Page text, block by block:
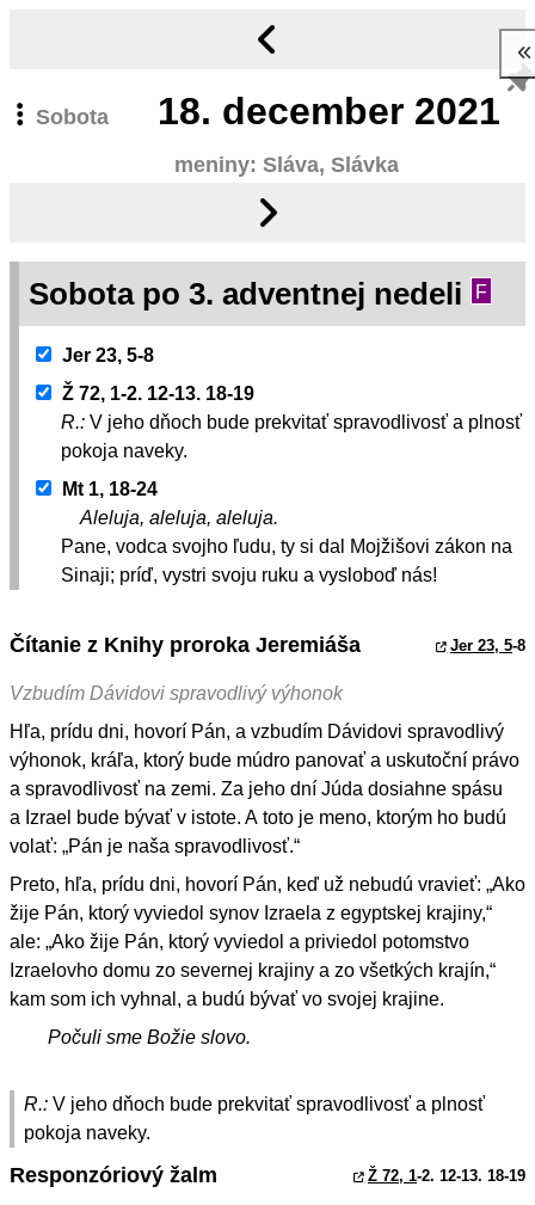
Sobota 18. december 2021
meniny: Sláva, Slávka
Sobota po 3. adventnej nedeli F
Jer 23, 5-8
Ž 72, 1-2. 12-13. 18-19
R.: V jeho dňoch bude prekvitať spravodlivosť a plnosť
pokoja naveky.
Mt 1, 18-24
Aleluja, aleluja, aleluja.
Pane, vodca svojho ľudu, ty si dal Mojžišovi zákon na
Sinaji; príď, vystri svoju ruku a vysloboď nás!
Čítanie z Knihy proroka Jeremiáša Jer 23, 5-8
Vzbudím Dávidovi spravodlivý výhonok
Hľa, prídu dni, hovorí Pán, a vzbudím Dávidovi spravodlivý
výhonok, kráľa, ktorý bude múdro panovať a uskutoční právo
a spravodlivosť na zemi. Za jeho dní Júda dosiahne spásu
a Izrael bude bývať v istote. A toto je meno, ktorým ho budú
volať: „Pán je naša spravodlivosť.“
Preto, hľa, prídu dni, hovorí Pán, keď už nebudú vravieť: „Ako
žije Pán, ktorý vyviedol synov Izraela z egyptskej krajiny,“
ale: „Ako žije Pán, ktorý vyviedol a priviedol potomstvo
Izraelovho domu zo severnej krajiny a zo všetkých krajín,“
kam som ich vyhnal, a budú bývať vo svojej krajine.
Počuli sme Božie slovo.
R.: V jeho dňoch bude prekvitať spravodlivosť a plnosť
pokoja naveky.
Responzóriový žalm Ž 72, 1-2. 12-13. 18-19